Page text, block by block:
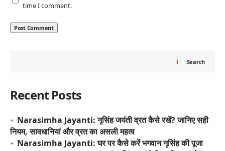
time I comment.
Search
Recent Posts
Narasimha Jayanti: नृसिंह जयंती व्रत कैसे रखें? जानिए सही
नियम, सावधानियां और व्रत का असली महत्व
Narasimha Jayanti: घर पर कैसे करें भगवान नृसिंह की पूजा